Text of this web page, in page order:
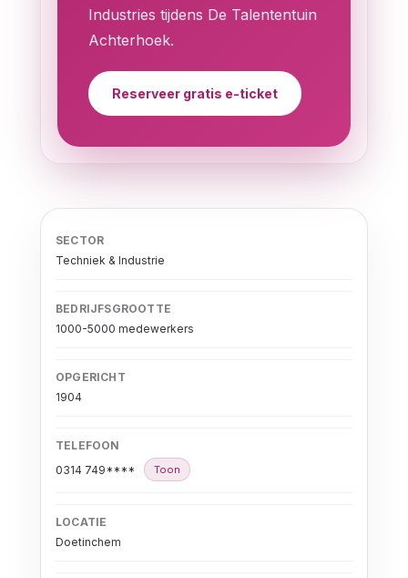
Industries tijdens De Talententuin
Achterhoek.
Reserveer gratis e-ticket
SECTOR
Techniek & Industrie
BEDRIJFSGROOTTE
1000-5000 medewerkers
OPGERICHT
1904
TELEFOON
0314 749****
Toon
LOCATIE
Doetinchem